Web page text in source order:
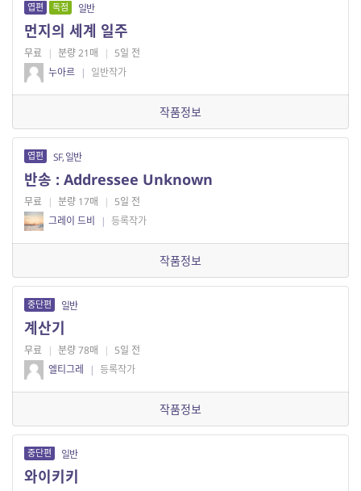
엽편 독점 일반
먼지의 세계 일주
무료 | 분량 21매 | 5일 전
누아르 | 일반작가
작품정보
엽편 SF, 일반
반송 : Addressee Unknown
무료 | 분량 17매 | 5일 전
그레이 드비
| 등록작가
작품정보
중단편 일반
계산기
무료 | 분량 78매 | 5일 전
엘티그레
| 등록작가
작품정보
중단편 일반
와이키키